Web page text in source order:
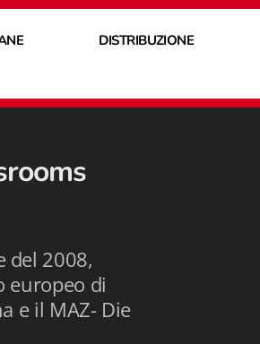
DISTRIBUZIONE
del 2008,
europeo di
e il MAZ- Die